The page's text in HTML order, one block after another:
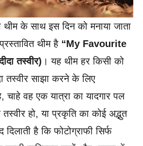
के साथ इस दिन को मनाया जाता
थीम है “My Favourite
तस्वीर) । यह थीम हर किसी को
तस्वीर साझा करने के लिए
चाहे वह एक यात्रा का यादगार पल
तस्वीर हो, या प्रकृति का कोई अद्भुत
है कि फोटोग्राफी सिर्फ